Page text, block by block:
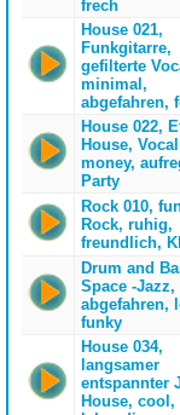
frech
House 021,
Funkgitarre,
gefilterte
minimal,
abgefahren,
House 022,
House,
money,
Party
Rock 010,
Rock, ruhig,
freundlich,
Drum and
Space -Jazz,
abgefahren,
funky
House 034,
langsamer
entspannter
House, cool,